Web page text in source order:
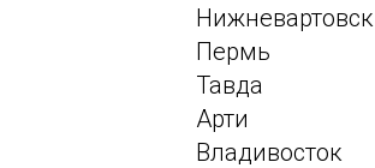
Нижневартовск
Пермь
Тавда
Арти
Владивосток